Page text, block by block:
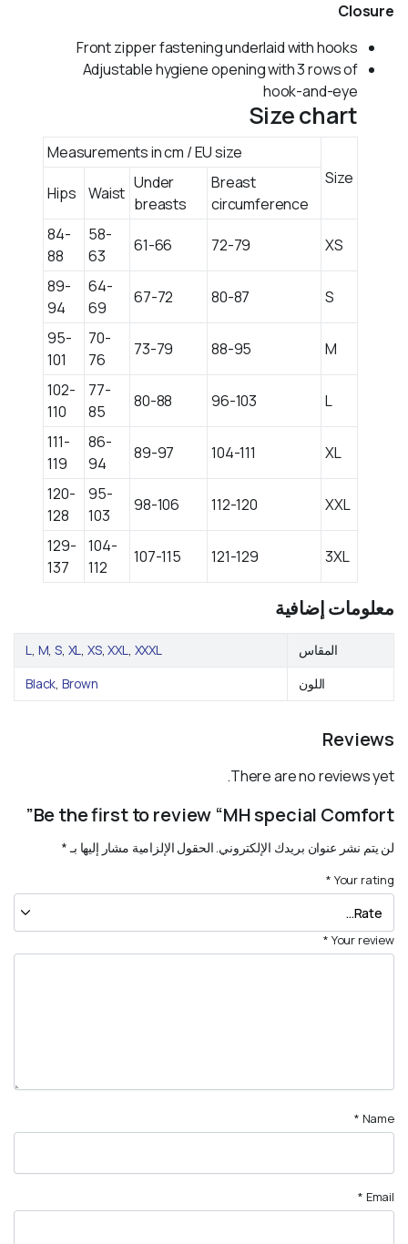
Closure
Front zipper fastening underlaid with hooks
Adjustable hygiene opening with 3 rows of
hook-and-eye
Size chart
Size
Measurements in cm / EU size
Breast
circumference
Under
breasts
Waist
Hips
XS
72-79
61-66
58-
63
84-
88
S
80-87
67-72
64-
69
89-
94
M
88-95
73-79
70-
76
95-
101
L
96-103
80-88
77-
85
102-
110
XL
104-111
89-97
86-
94
111-
119
XXL
112-120
98-106
95-
103
120-
128
3XL
121-129
107-115
104-
112
129-
137
معلومات إضافية
المقاس L, M,S, XL, XS,XXL, XXXL
اللون
Black, Brown
Reviews
There are no reviews yet.
Be the first to review “MH special Comfort”
لن يتم نشر عنوان بريدك الإلكتروني.الحقول الإلزامية مشار إليها بـ*
Your rating
*
Your review
*
Name
*
Email
*